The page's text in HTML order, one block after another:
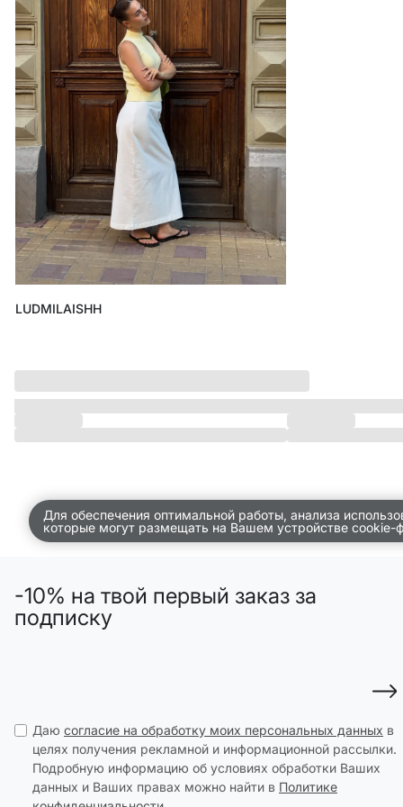
ДЕТСТВО
ПО КОМНАТАМ
ВСЕЛЕННАЯ ВИГГЕ
СКОРО В ПРОДАЖЕ
РАСПРОДАЖА ДО -50%
ПОДАРОЧНЫЕ СЕРТИФИКАТЫ
магазины
доставка
LUDMILAISHH
Для обеспечения оптимальной работы, анализа
которые могут размещать на Вашем устройстве cookie-
-10% на твой первый заказ за
подписку
Даю согласие на обработку моих персональных данных в
целях получения рекламной и информационной рассылки.
Подробную информацию об условиях обработки Ваших
данных и Ваших правах можно найти в Политике